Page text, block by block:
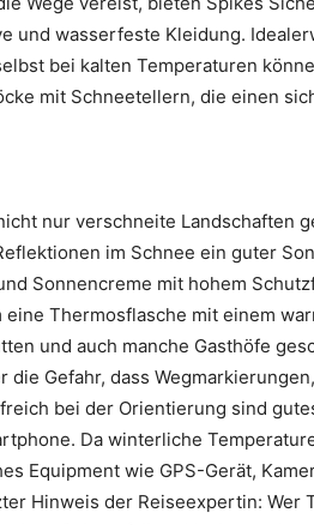
und wasserfeste Kleidung.
bei kalten Temperaturen
mit Schneetellern, die einen
nur verschneite Landschaften
im Schnee ein guter
Sonnencreme mit hohem
Thermosflasche mit einem
und auch manche Gasthöfe
die Gefahr, dass
bei der Orientierung sind
Da winterliche
Equipment wie GPS-Gerät,
Hinweis der Reiseexpertin: Wer